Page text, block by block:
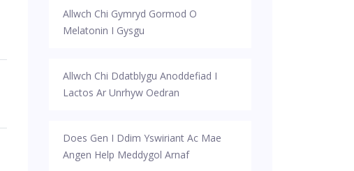
Allwch Chi Gymryd Gormod O
Melatonin I Gysgu
Allwch Chi Ddatblygu Anoddefiad I
Lactos Ar Unrhyw Oedran
Does Gen I Ddim Yswiriant Ac Mae
Angen Help Meddygol Arnaf